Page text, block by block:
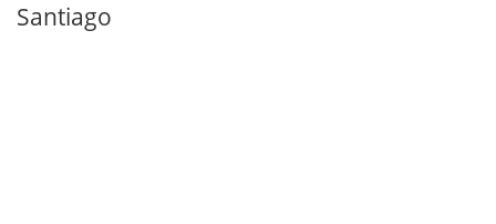
Santiago